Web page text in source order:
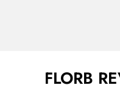
FLORB